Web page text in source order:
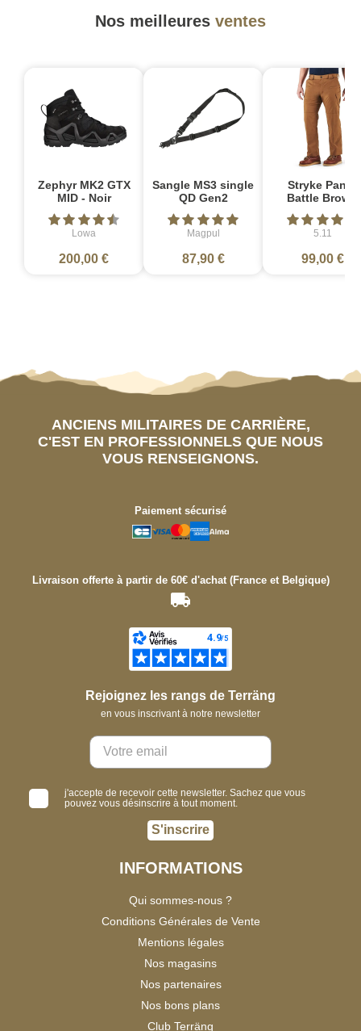
Nos meilleures ventes
Zephyr MK2 GTX
MID - Noir
Lowa
200,00 €
Sangle MS3 single
QD Gen2
Magpul
87,90 €
Stryke Pant -
Battle Brown
5.11
99,00 €
ANCIENS MILITAIRES DE CARRIÈRE,
C'EST EN PROFESSIONNELS QUE NOUS
VOUS RENSEIGNONS.
Paiement sécurisé
Livraison offerte à partir de 60€ d'achat (France et Belgique)
Rejoignez les rangs de Terräng
en vous inscrivant à notre newsletter
j'accepte de recevoir cette newsletter. Sachez que vous
pouvez vous désinscrire à tout moment.
S'inscrire
INFORMATIONS
Qui sommes-nous ?
Conditions Générales de Vente
Mentions légales
Nos magasins
Nos partenaires
Nos bons plans
Club Terräng